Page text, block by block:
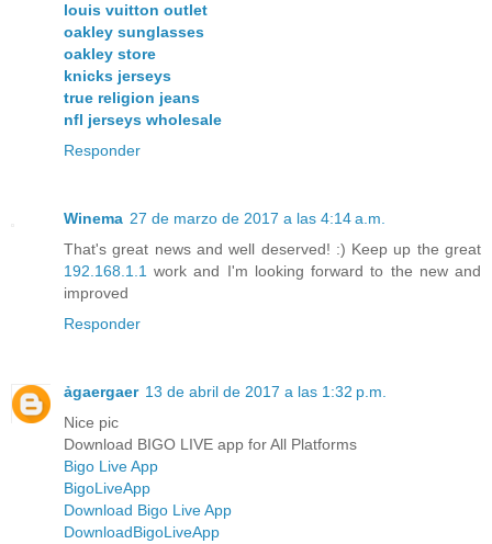
louis vuitton outlet
oakley sunglasses
oakley store
knicks jerseys
true religion jeans
nfl jerseys wholesale
Responder
Winema 27 de marzo de 2017 a las 4:14 a.m.
That's great news and well deserved! :) Keep up the great
192.168.1.1 work and I'm looking forward to the new and
improved
Responder
ảgaergaer 13 de abril de 2017 a las 1:32 p.m.
Nice pic
Download BIGO LIVE app for All Platforms
Bigo Live App
BigoLiveApp
Download Bigo Live App
DownloadBigoLiveApp